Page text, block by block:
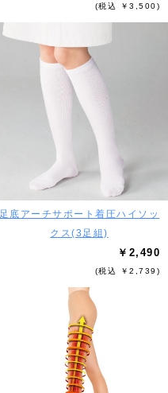
(税込 ￥3,500)
足底アーチサポート着圧ハイソッ
クス(3足組)
￥2,490
(税込 ￥2,739)